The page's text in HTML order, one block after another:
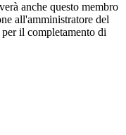
anche questo membro
all'amministratore del
il completamento di